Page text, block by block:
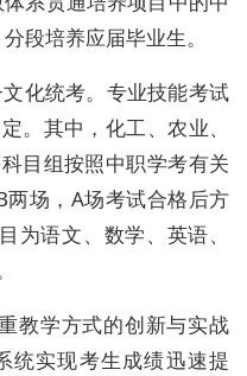
段培养应届毕业生。
化统考。专业技能考试
。其中，化工、农业、
目组按照中职学考有关
场，A场考试合格后方
为语文、数学、英语、
教学方式的创新与实战
统实现考生成绩迅速提